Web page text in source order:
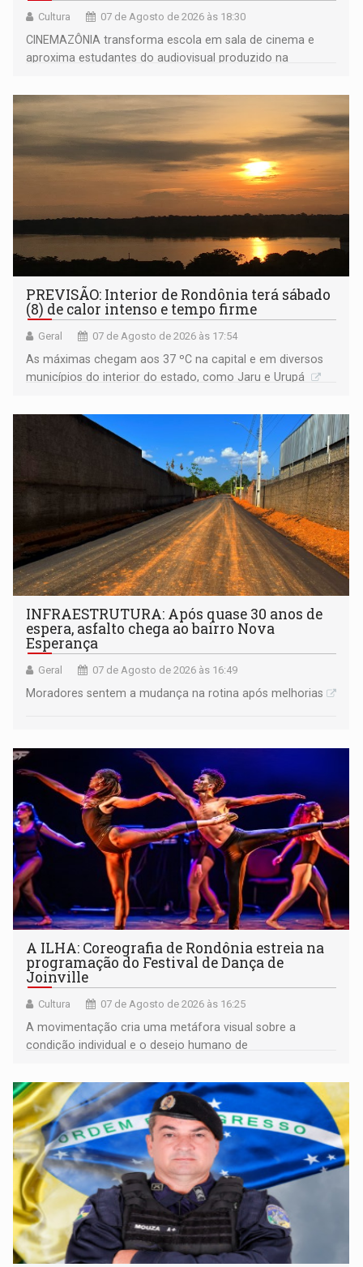
Cultura 07 de Agosto de 2026 às 18:30
CINEMAZÔNIA transforma escola em sala de cinema e
aproxima estudantes do audiovisual produzido na
PREVISÃO: Interior de Rondônia terá sábado
(8) de calor intenso e tempo firme
Geral 07 de Agosto de 2026 às 17:54
As máximas chegam aos 37 ºC na capital e em diversos
municípios do interior do estado, como Jaru e Urupá
INFRAESTRUTURA: Após quase 30 anos de
espera, asfalto chega ao bairro Nova
Esperança
Geral 07 de Agosto de 2026 às 16:49
Moradores sentem a mudança na rotina após melhorias
A ILHA: Coreografia de Rondônia estreia na
programação do Festival de Dança de
Joinville
Cultura 07 de Agosto de 2026 às 16:25
A movimentação cria uma metáfora visual sobre a
condição individual e o desejo humano de